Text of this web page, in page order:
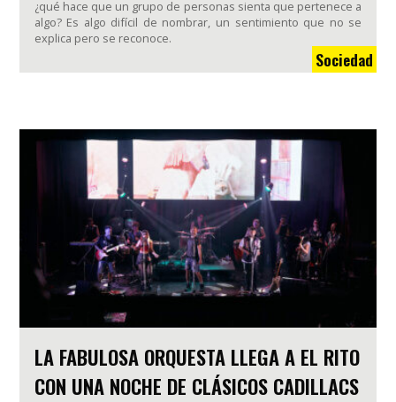
¿qué hace que un grupo de personas sienta que pertenece a
algo? Es algo difícil de nombrar, un sentimiento que no se
explica pero se reconoce.
Sociedad
LA FABULOSA ORQUESTA LLEGA A EL RITO
CON UNA NOCHE DE CLÁSICOS CADILLACS